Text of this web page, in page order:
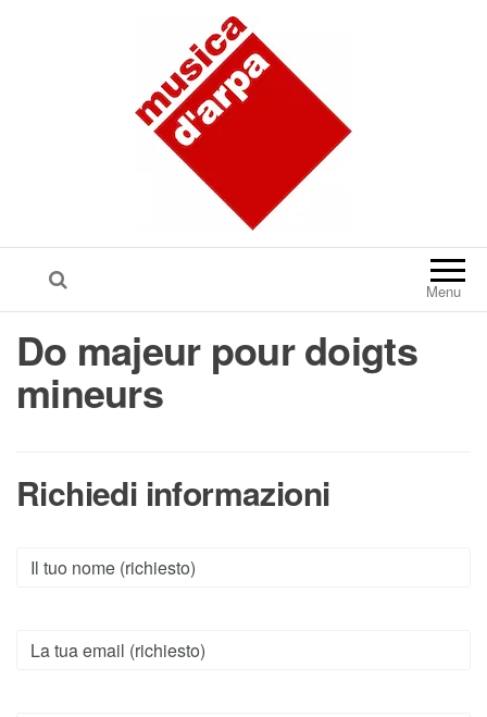
Menu
Do majeur pour doigts
mineurs
Richiedi informazioni